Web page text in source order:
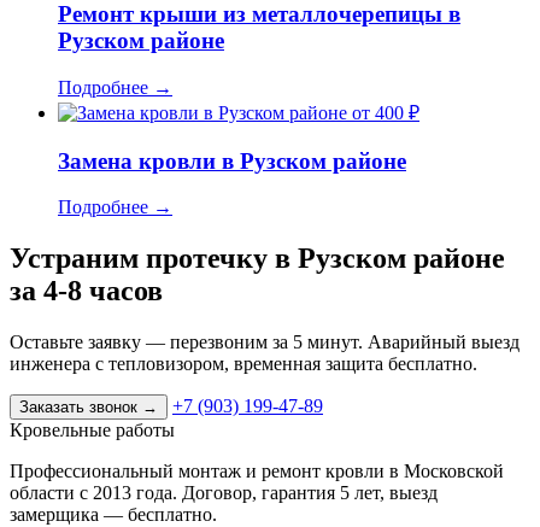
Ремонт крыши из металлочерепицы в
Рузском районе
Подробнее →
от 400 ₽
Замена кровли в Рузском районе
Подробнее →
Устраним протечку в Рузском районе
за 4-8 часов
Оставьте заявку — перезвоним за 5 минут. Аварийный выезд
инженера с тепловизором, временная защита бесплатно.
Заказать звонок →
+7 (903) 199-47-89
Кровельные работы
Профессиональный монтаж и ремонт кровли в Московской
области с 2013 года. Договор, гарантия 5 лет, выезд
замерщика — бесплатно.